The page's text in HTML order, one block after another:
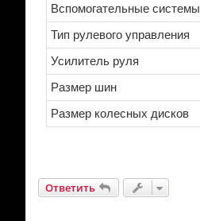
Вспомогательные системы
Тип рулевого управления
Усилитель руля
Размер шин
Размер колесных дисков
Ответить